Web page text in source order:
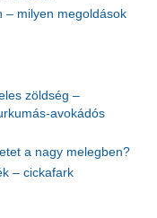
– milyen megoldások
zöldség –
avokádós
a nagy melegben?
– cickafark